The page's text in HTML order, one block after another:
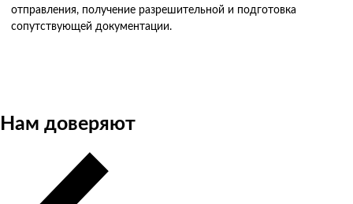
Международные перевозки
Автомобильные перевозки
Мультимодальные перевозки
Негабаритные перевозки
отправления, получение разрешительной и подготовка
сопутствующей документации.
Нам доверяют